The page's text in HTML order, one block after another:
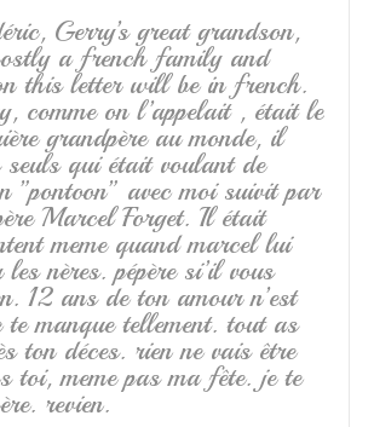
k
Gerry’s great grandson,
a french family and
this letter will be in french.
comme on l’appelait , était le
grandpère au monde, il
seuls qui était voulant de
”pontoon” avec moi suivit par
Marcel Forget. Il était
meme quand marcel lui
nères. pépère si’il vous
12 ans de ton amour n’est
te manque tellement. tout as
ton déces. rien ne vais être
toi, meme pas ma fête. je te
revien.